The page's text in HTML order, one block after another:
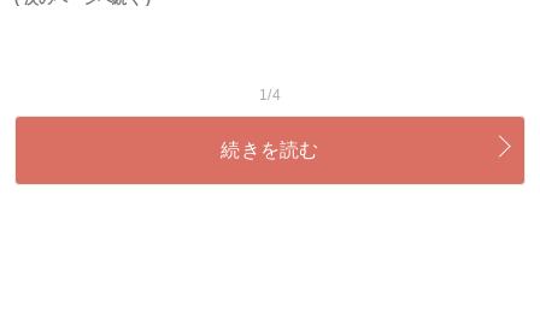
1/4
続きを読む